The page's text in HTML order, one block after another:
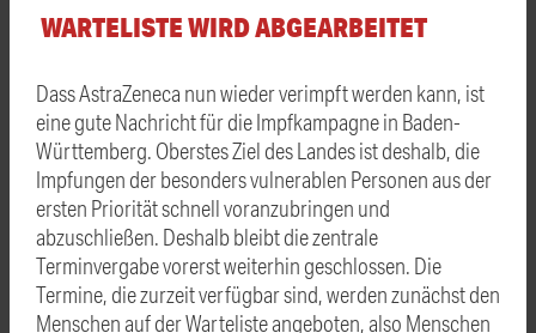
WARTELISTE WIRD ABGEARBEITET
Dass AstraZeneca nun wieder verimpft werden kann, ist
eine gute Nachricht für die Impfkampagne in Baden-
Württemberg. Oberstes Ziel des Landes ist deshalb, die
Impfungen der besonders vulnerablen Personen aus der
ersten Priorität schnell voranzubringen und
abzuschließen. Deshalb bleibt die zentrale
Terminvergabe vorerst weiterhin geschlossen. Die
Termine, die zurzeit verfügbar sind, werden zunächst den
Menschen auf der Warteliste angeboten, also Menschen